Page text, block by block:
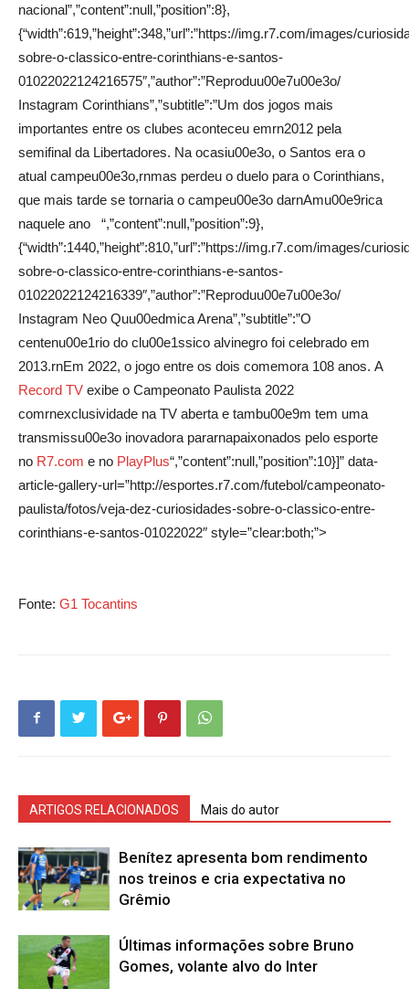
nacional”,”content”:null,”position”:8},
{“width”:619,”height”:348,”url”:”https://img.r7.com/images/
sobre-o-classico-entre-corinthians-e-santos-
01022022124216575″,”author”:”Reproduu00e7u00e3o/
Instagram Corinthians”,”subtitle”:”Um dos jogos mais
importantes entre os clubes aconteceu emrn2012 pela
semifinal da Libertadores. Na ocasiu00e3o, o Santos era o
atual campeu00e3o,rnmas perdeu o duelo para o Corinthians,
que mais tarde se tornaria o campeu00e3o darnAmu00e9rica
naquele ano “,”content”:null,”position”:9},
{“width”:1440,”height”:810,”url”:”https://img.r7.com/images/
sobre-o-classico-entre-corinthians-e-santos-
01022022124216339″,”author”:”Reproduu00e7u00e3o/
Instagram Neo Quu00edmica Arena”,”subtitle”:”O
centenu00e1rio do clu00e1ssico alvinegro foi celebrado em
2013.rnEm 2022, o jogo entre os dois comemora 108 anos. A
Record TV exibe o Campeonato Paulista 2022
comrnexclusividade na TV aberta e tambu00e9m tem uma
transmissu00e3o inovadora pararnapaixonados pelo esporte
no R7.com e no PlayPlus“,”content”:null,”position”:10}]” data-
article-gallery-url=”http://esportes.r7.com/futebol/campeonato-
paulista/fotos/veja-dez-curiosidades-sobre-o-classico-entre-
corinthians-e-santos-01022022″ style=”clear:both;”>
Fonte: G1 Tocantins
ARTIGOS RELACIONADOS Mais do autor
Benítez apresenta bom rendimento
nos treinos e cria expectativa no
Grêmio
Últimas informações sobre Bruno
Gomes, volante alvo do Inter